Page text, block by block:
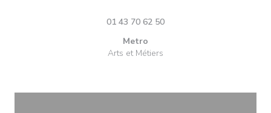
01 43 70 62 50
Metro
Arts et Métiers